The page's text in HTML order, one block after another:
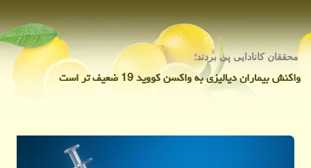
محققان كانادایی پی بردند؛
واكنش بیماران دیالیزی به واكسن كووید 19 ضعیف تر است